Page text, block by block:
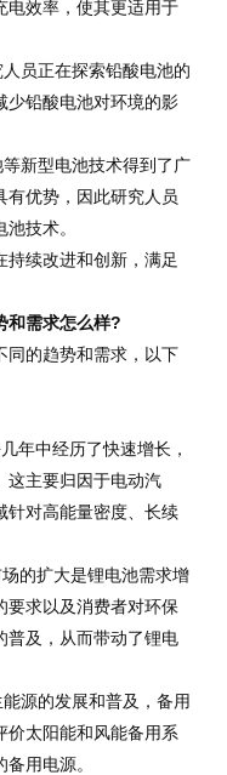
电效率，使其更适用于
员正在探索铅酸电池的
少铅酸电池对环境的影
新型电池技术得到了广
有优势，因此研究人员
技术。
续改进和创新，满足
和需求怎么样?
的趋势和需求，以下
中经历了快速增长，
这主要归因于电动汽
针对高能量密度、长续
的扩大是锂电池需求增
要求以及消费者对环保
普及，从而带动了锂电
源的发展和普及，备用
价太阳能和风能备用系
用电源。